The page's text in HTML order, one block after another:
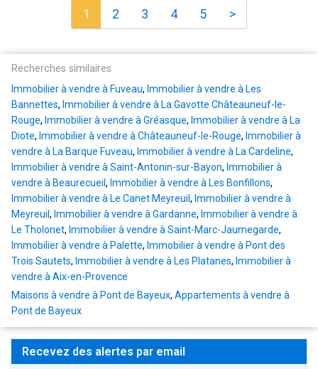
1 2 3 4 5 >
Recherches similaires
Immobilier à vendre à Fuveau, Immobilier à vendre à Les
Bannettes, Immobilier à vendre à La Gavotte Châteauneuf-le-
Rouge, Immobilier à vendre à Gréasque, Immobilier à vendre à La
Diote, Immobilier à vendre à Châteauneuf-le-Rouge, Immobilier à
vendre à La Barque Fuveau, Immobilier à vendre à La Cardeline,
Immobilier à vendre à Saint-Antonin-sur-Bayon, Immobilier à
vendre à Beaurecueil , Immobilier à vendre à Les Bonfillons,
Immobilier à vendre à Le Canet Meyreuil , Immobilier à vendre à
Meyreuil , Immobilier à vendre à Gardanne, Immobilier à vendre à
Le Tholonet, Immobilier à vendre à Saint-Marc-Jaumegarde,
Immobilier à vendre à Palette, Immobilier à vendre à Pont des
Trois Sautets, Immobilier à vendre à Les Platanes, Immobilier à
vendre à Aix-en-Provence
Maisons à vendre à Pont de Bayeux, Appartements à vendre à
Pont de Bayeux
Recevez des alertes par email